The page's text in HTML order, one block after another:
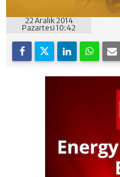
22 Aralık 2014
Pazartesi 10:42